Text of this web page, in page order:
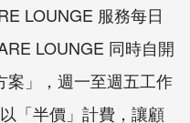
LOUNGE 服務每日
LOUNGE 同時自開
案」，週一至週五工作
「半價」計費，讓顧